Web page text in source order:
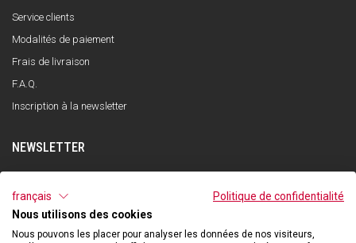
Service clients
Modalités de paiement
Frais de livraison
F.A.Q.
Inscription à la newsletter
NEWSLETTER
S'INSCRIRE
J'ai lu et compris la politique de confidentialité et j'accepte le traitement de
conformément à ce qui est indiqué dans la politique de confidentialité.
français
Politique de confidentialité
Nous utilisons des cookies
Nous pouvons les placer pour analyser les données de nos visiteurs,